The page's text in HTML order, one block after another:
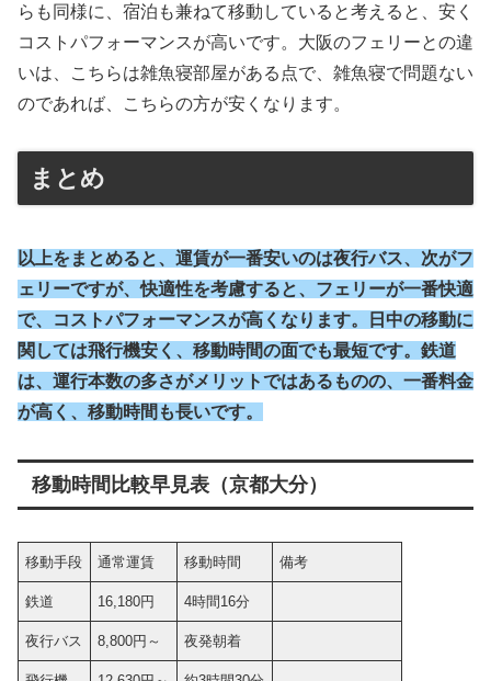
らも同様に、宿泊も兼ねて移動していると考えると、安く
コストパフォーマンスが高いです。大阪のフェリーとの違
いは、こちらは雑魚寝部屋がある点で、雑魚寝で問題ない
のであれば、こちらの方が安くなります。
まとめ
以上をまとめると、運賃が一番安いのは夜行バス、次がフ
ェリーですが、快適性を考慮すると、フェリーが一番快適
で、コストパフォーマンスが高くなります。日中の移動に
関しては飛行機安く、移動時間の面でも最短です。鉄道
は、運行本数の多さがメリットではあるものの、一番料金
が高く、移動時間も長いです。
移動時間比較早見表（京都大分）
移動手段 通常運賃 移動時間 備考
鉄道 16,180円 4時間16分
夜行バス 8,800円～ 夜発朝着